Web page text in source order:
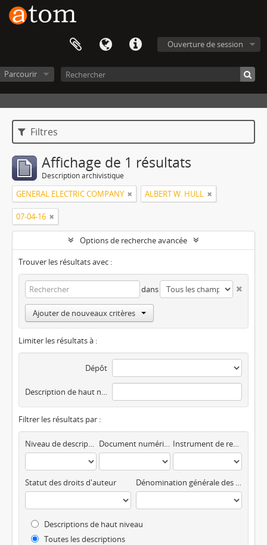
Ouverture de session
Parcourir
Filtres
Affichage de 1 résultats
Description archivistique
GENERAL ELECTRIC COMPANY ALBERT W. HULL
07-04-16
Options de recherche avancée
Trouver les résultats avec :
dans
Ajouter de nouveaux critères
Limiter les résultats à :
Dépôt
Description de haut niveau
Filtrer les résultats par :
Niveau de description Document numérique disponible Instrument de recherche
Statut des droits d'auteur Dénomination générale des documents
Descriptions de haut niveau
Toutes les descriptions